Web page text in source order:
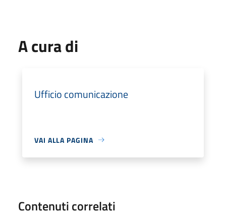
A cura di
Ufficio comunicazione
VAI ALLA PAGINA
Contenuti correlati